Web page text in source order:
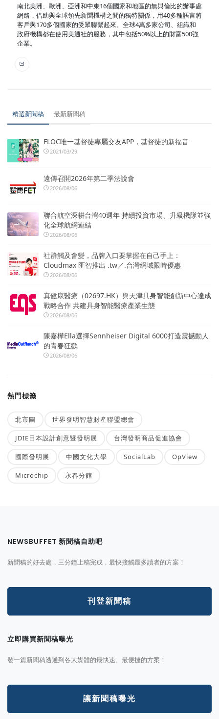
南北美洲、歐洲、亞洲和中東16個國家和地區的無與倫比的辦事處
網路，借助與全球領先新聞機構之間的獨特關係，用40多種語言將
客戶與170多個國家的受眾聯繫起來。全球4萬多家公司、組織和
政府機構都在使用美通社的服務，其中包括50%以上的財富500強
企業。
精選新聞稿 最新新聞稿
FLOC唯一基督徒專屬交友APP，基督徒的新福音
2021/03/29
遠傳召開2026年第二季法說會
2026/08/06
聯合航空深耕台灣40週年 持續投資市場、升級機隊並強
化全球航網連結
2026/08/06
社群觸及會變，品牌入口要掌握在自己手上：
Cloudmax 匯智推出 .tw／.台灣網域限時優惠
2026/08/06
真健康醫療（02697.HK）與天津具身智能創新中心達成
戰略合作 共建具身智能醫療產業生態
2026/08/06
陳嘉樺Ella選擇Sennheiser Digital 6000打造震撼動人
的青春狂歡
2026/08/06
熱門標籤
北市圖 世界發明智慧財產聯盟總會
JDIE日本設計創意暨發明展 台灣發明商品促進協會
國際發明展 中國文化大學 SocialLab OpView
Microchip 永春分館
NEWSBUFFET 新聞稿自助吧
新聞稿的好去處，三分鐘上稿完成，最快接觸最多讀者的方案！
刊登新聞稿
立即購買新聞稿曝光
發一篇新聞稿透通到各大媒體的最快速、最便捷的方案！
讓新聞稿曝光